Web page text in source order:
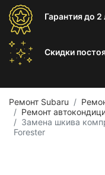
Гарантиядо 2
Скидки
Ремонт Subaru
Ремонт
Замена шкива
Forester